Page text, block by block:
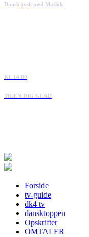
Dansk-tysk med Matlok
Kl. 14.00
TRÆN DIG GLAD
Forside
tv-guide
dk4 tv
dansktoppen
Opskrifter
OMTALER